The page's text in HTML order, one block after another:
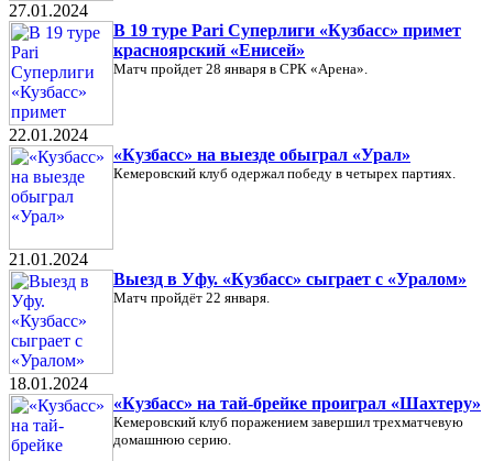
27.01.2024
В 19 туре Pari Суперлиги «Кузбасс» примет
красноярский «Енисей»
Матч пройдет 28 января в СРК «Арена».
22.01.2024
«Кузбасс» на выезде обыграл «Урал»
Кемеровский клуб одержал победу в четырех партиях.
21.01.2024
Выезд в Уфу. «Кузбасс» сыграет с «Уралом»
Матч пройдёт 22 января.
18.01.2024
«Кузбасс» на тай-брейке проиграл «Шахтеру»
Кемеровский клуб поражением завершил трехматчевую
домашнюю серию.